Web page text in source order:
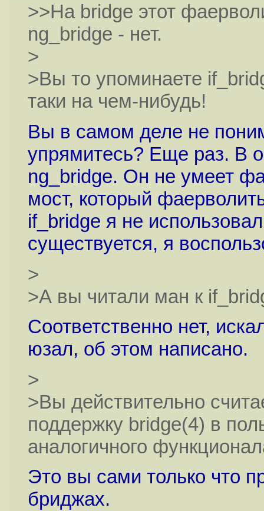
>>На bridge этот
ng_bridge - нет.
>
>Вы то упоминаете
таки на чем-нибудь!
Вы в самом деле не
упрямитесь? Еще раз. В
ng_bridge. Он не умеет
мост, который
if_bridge я не
существуется, я
>
>А вы читали ман к
Соответственно нет,
юзал, об этом написано.
>
>Вы действительно
поддержку bridge(4) в
аналогичного
Это вы сами только что
бриджах.